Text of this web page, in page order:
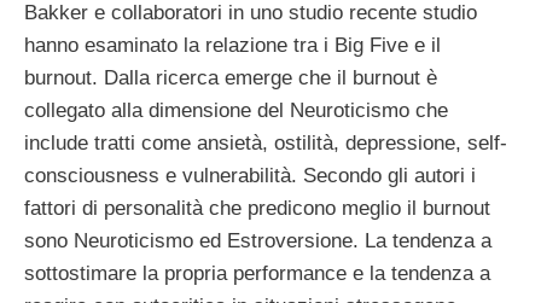
Bakker e collaboratori in uno studio recente studio
hanno esaminato la relazione tra i Big Five e il
burnout. Dalla ricerca emerge che il burnout è
collegato alla dimensione del Neuroticismo che
include tratti come ansietà, ostilità, depressione, self-
consciousness e vulnerabilità. Secondo gli autori i
fattori di personalità che predicono meglio il burnout
sono Neuroticismo ed Estroversione. La tendenza a
sottostimare la propria performance e la tendenza a